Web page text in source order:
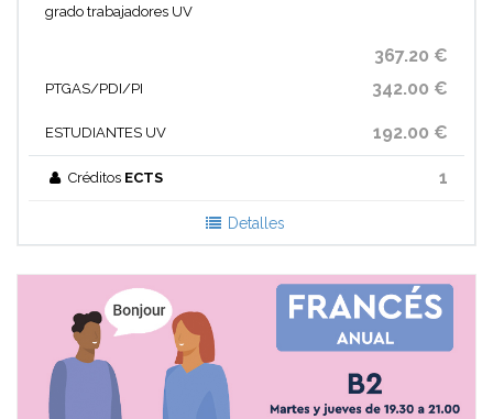
grado trabajadores UV
367.20 €
PTGAS/PDI/PI 342.00 €
ESTUDIANTES UV 192.00 €
Créditos ECTS 1
Detalles